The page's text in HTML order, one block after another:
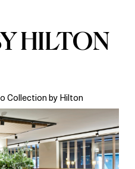
HILTON
Collection by Hilton